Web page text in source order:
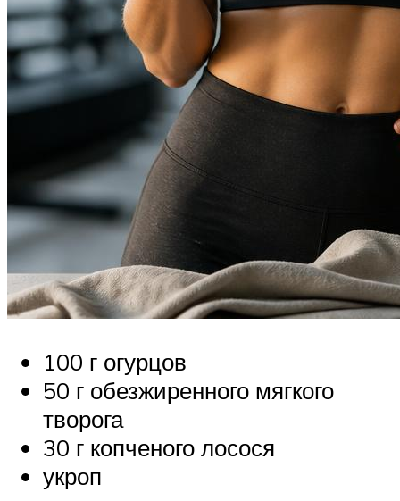
100 г огурцов
50 г обезжиренного мягкого
творога
30 г копченого лосося
укроп